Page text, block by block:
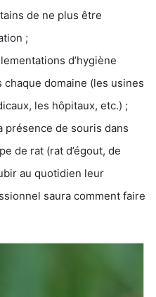
de ne plus être
;
d’hygiène
domaine (les usines
les hôpitaux, etc.) ;
présence de souris dans
de rat (rat d’égout, de
au quotidien leur
saura comment faire